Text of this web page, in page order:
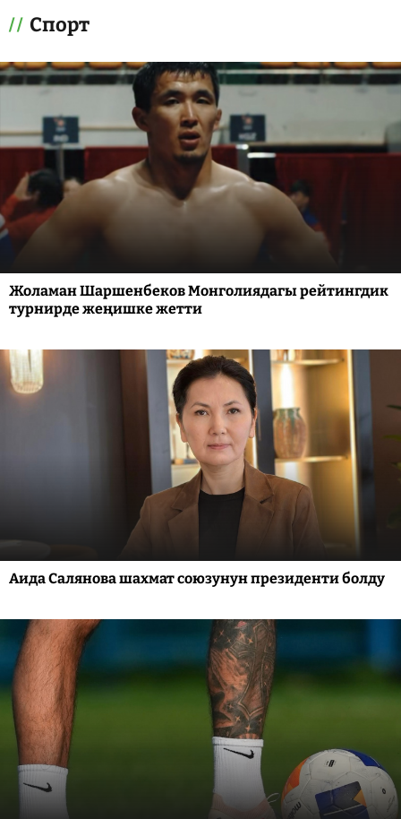
Спорт
Жоламан Шаршенбеков Монголиядагы рейтингдик
турнирде жеңишке жетти
Аида Салянова шахмат союзунун президенти болду